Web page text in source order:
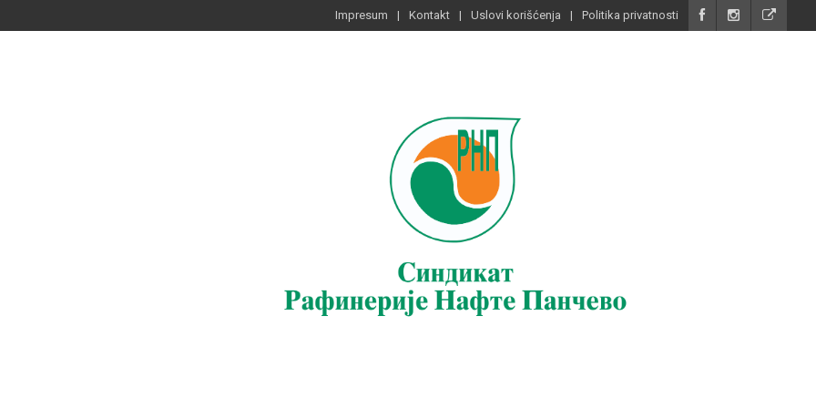
Impresum Kontakt Uslovi korišćenja Politika privatnosti